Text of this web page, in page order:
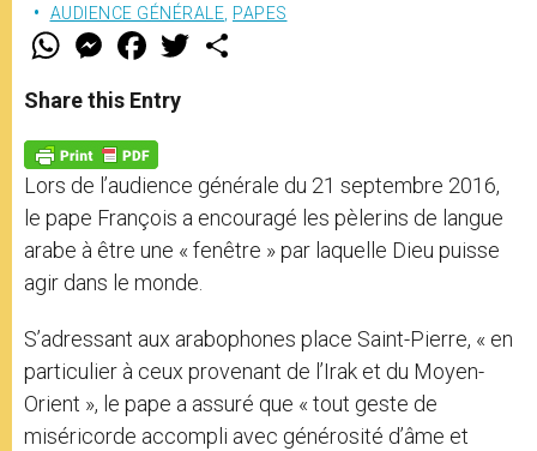
AUDIENCE GÉNÉRALE, PAPES
W
t
s
p
p
M
e
s
e
g
e
r
F
a
e
b
o
k
w
Share this Entry
Lors de l’audience générale du 21 septembre 2016,
le pape François a encouragé les pèlerins de langue
arabe à être une « fenêtre » par laquelle Dieu puisse
agir dans le monde.
S’adressant aux arabophones place Saint-Pierre, « en
particulier à ceux provenant de l’Irak et du Moyen-
Orient », le pape a assuré que « tout geste de
miséricorde accompli avec générosité d’âme et